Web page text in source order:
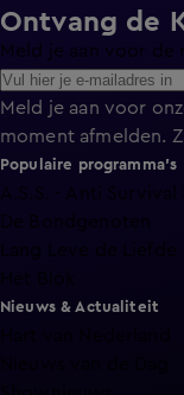
Ontvang de
Meld je aan voor de
Meld je aan voor
moment afmelden.
Populaire programma's
A.S.S. - Anti Survival
Nieuws & Actualiteit